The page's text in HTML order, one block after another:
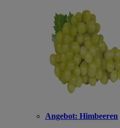
Angebot: Himbeeren